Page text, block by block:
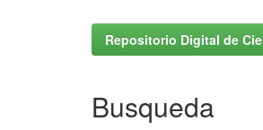
Repositorio Digital de
Busqueda